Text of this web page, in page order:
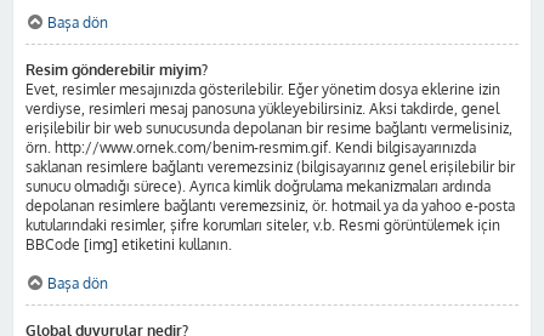
Başa dön
Resim gönderebilir miyim?
Evet, resimler mesajınızda gösterilebilir. Eğer yönetim dosya eklerine izin
verdiyse, resimleri mesaj panosuna yükleyebilirsiniz. Aksi takdirde, genel
erişilebilir bir web sunucusunda depolanan bir resime bağlantı vermelisiniz,
örn. http://www.ornek.com/benim-resmim.gif. Kendi bilgisayarınızda
saklanan resimlere bağlantı veremezsiniz (bilgisayarınız genel erişilebilir bir
sunucu olmadığı sürece). Ayrıca kimlik doğrulama mekanizmaları ardında
depolanan resimlere bağlantı veremezsiniz, ör. hotmail ya da yahoo e-posta
kutularındaki resimler, şifre korumları siteler, v.b. Resmi görüntülemek için
BBCode [img] etiketini kullanın.
Başa dön
Global duyurular nedir?